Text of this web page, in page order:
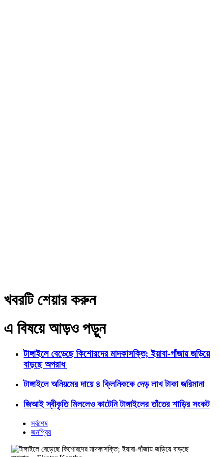
খবরটি শেয়ার করুন
এ বিষয়ে আড়ও পড়ুন
টাঙ্গাইলে বেড়েছে কিশোরদের মাদকাসক্তি; ইয়াবা-গাঁজায় জড়িয়ে
বাড়ছে অপরাধ
টাঙ্গাইলে অনিয়মের দায়ে ৪ ক্লিনিককে দেড় লাখ টাকা জরিমানা
জিআই স্বীকৃতি মিললেও কাটেনি টাঙ্গাইলের তাঁতের শাড়ির সংকট
সর্বশেষ
জনপ্রিয়